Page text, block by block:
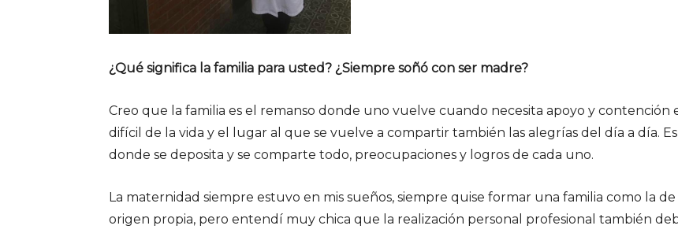
¿Qué significa la familia para usted? ¿Siempre soñó con ser madre?
Creo que la familia es el remanso donde uno vuelve cuando necesita apoyo y contención
difícil de la vida y el lugar al que se vuelve a compartir también las alegrías del día a día. Es
donde se deposita y se comparte todo, preocupaciones y logros de cada uno.
La maternidad siempre estuvo en mis sueños, siempre quise formar una familia como la de
origen propia, pero entendí muy chica que la realización personal profesional también